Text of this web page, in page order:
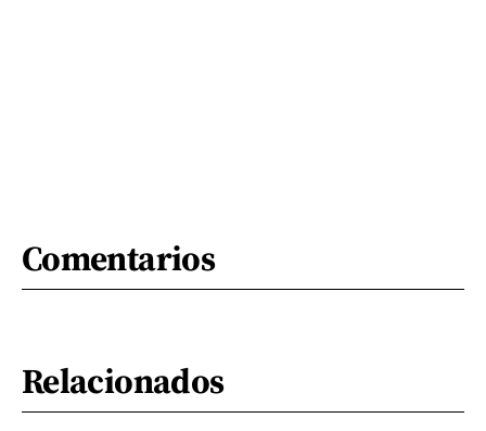
Comentarios
Relacionados